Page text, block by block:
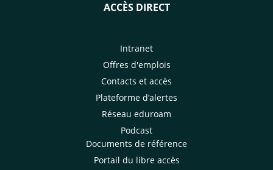
ACCÈS DIRECT
Intranet
Offres d'emplois
Contacts et accès
Plateforme d’alertes
Réseau eduroam
Podcast
Documents de référence
Portail du libre accès